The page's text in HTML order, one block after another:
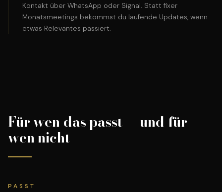
Kontakt über WhatsApp oder Signal. Statt fixer
Monatsmeetings bekommst du laufende Updates, wenn
etwas Relevantes passiert.
Für wen das passt — und für
wen nicht
PASST